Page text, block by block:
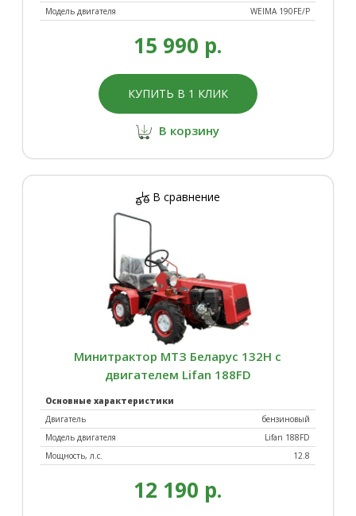
Модель двигателя
WEIMA 190FE/P
15 990 р.
КУПИТЬ В 1 КЛИК
В корзину
В сравнение
Минитрактор МТЗ Беларус 132Н с
двигателем Lifan 188FD
Основные характеристики
Двигатель
бензиновый
Модель двигателя
Lifan 188FD
Мощность, л.с.
12.8
12 190 р.